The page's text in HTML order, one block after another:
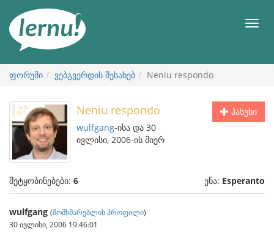
ნახვა
მენიუ
ფორუმი ვებგვერდის შესახებ Neniu respondo
პასუხი
Neniu respondo
wulfgang-ისა და 30
ივლისი, 2006-ის მიერ
შეტყობინებები: 6 ენა: Esperanto
wulfgang (მომხმარებლის პროფილი)
30 ივლისი, 2006 19:46:01